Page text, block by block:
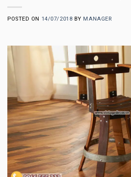
POSTED ON 14/07/2018 BY MANAGER